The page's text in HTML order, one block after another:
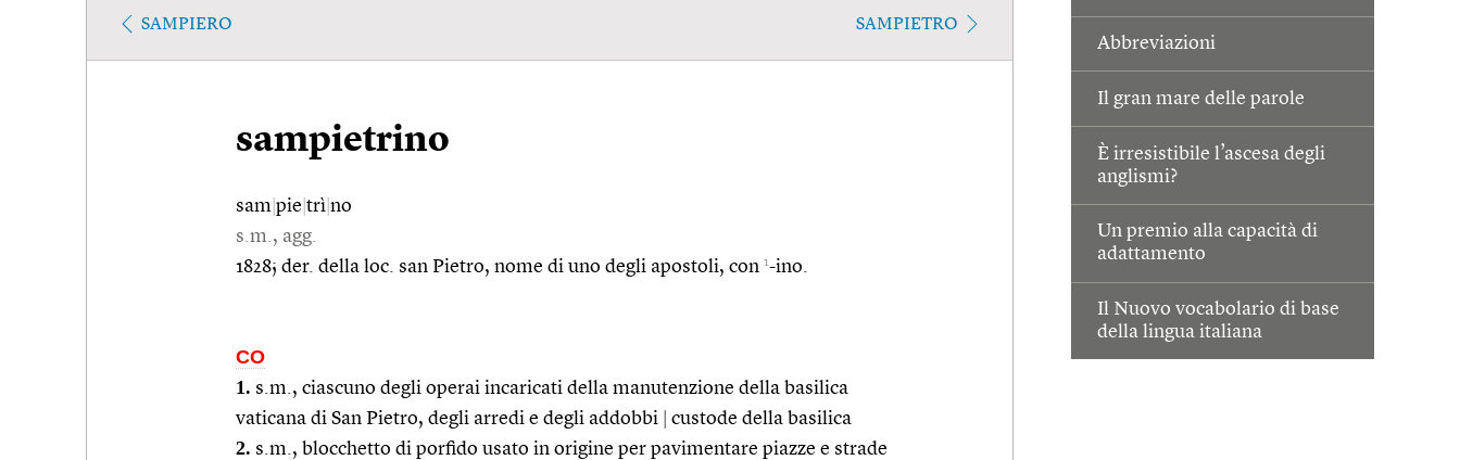
Abbreviazioni
Il gran mare delle parole
È irresistibile l’ascesa degli
anglismi?
Un premio alla capacità di
adattamento
Il Nuovo vocabolario di base
della lingua italiana
SAMPIERO SAMPIETRO
sampietrino
sam pie trì no
s.m., agg.
1828; der. della loc. san Pietro, nome di uno degli apostoli, con 1-ino.
CO
1. s.m., ciascuno degli operai incaricati della manutenzione della basilica
vaticana di San Pietro, degli arredi e degli addobbi
custode della basilica
2. s.m., blocchetto di porfido usato in origine per pavimentare piazze e strade